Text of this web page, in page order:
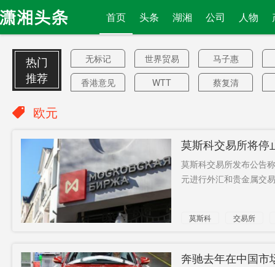
首页 头条 湖湘 公司 人物
热门
推荐
无标记
世界贸易
组织
马子惠
香港意见
WTT
蔡复清
日本高官
外访
鳙鱼
达美
网格化
公摊
英德
立体车库
国歌
故事
美对华为 一年冻薪
影院正
木匠
欧元
莫斯科交易所将停
莫斯科交易所发布公告
元进行外汇和贵金属交
莫斯科 交易所
奔驰去年在中国市